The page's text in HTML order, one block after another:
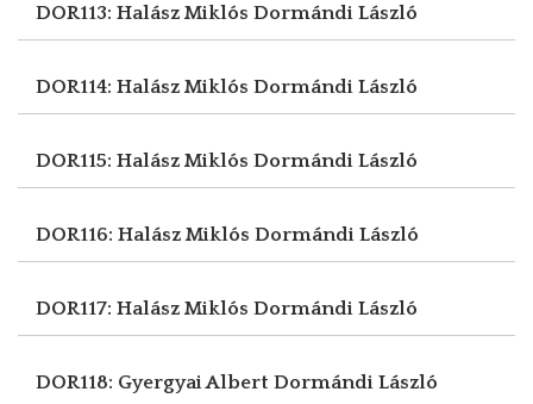
DOR113: Halász Miklós Dormándi László
DOR114: Halász Miklós Dormándi László
DOR115: Halász Miklós Dormándi László
DOR116: Halász Miklós Dormándi László
DOR117: Halász Miklós Dormándi László
DOR118: Gyergyai Albert Dormándi László